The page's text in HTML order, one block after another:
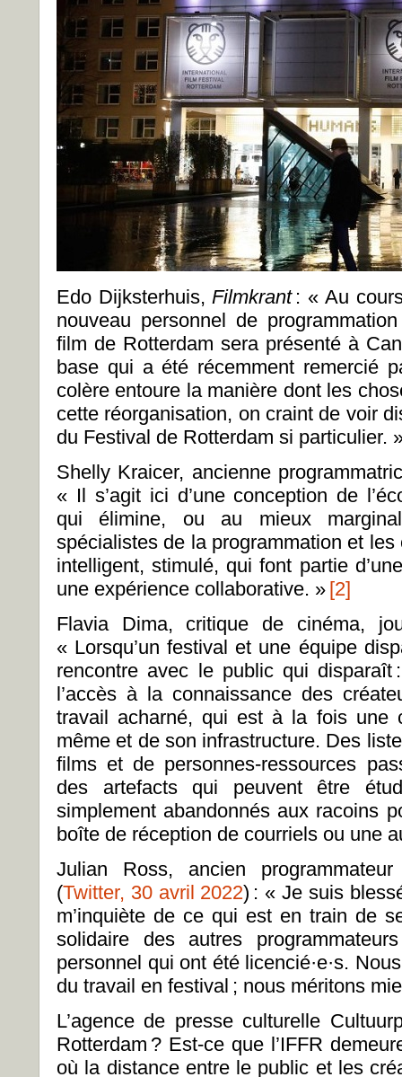
Edo Dijksterhuis,Filmkrant: « Au
nouveau personnel de
film de Rotterdam sera présenté à
base qui a été récemment remercié
colère entoure la manière dont les
cette réorganisation, on craint de voir
du Festival de Rotterdam si particulier.
Shelly Kraicer, ancienne
« Il s’agit ici d’une conception de
qui élimine, ou au mieux
spécialistes de la programmation et
intelligent, stimulé, qui font partie
une expérience collaborative. » [2]
Flavia Dima, critique de cinéma,
« Lorsqu’un festival et une équipe
rencontre avec le public qui
l’accès à la connaissance des
travail acharné, qui est à la fois une
même et de son infrastructure. Des
films et de personnes-ressources
des artefacts qui peuvent être
simplement abandonnés aux racoins
boîte de réception de courriels ou une
Julian Ross, ancien
(Twitter, 30 avril 2022) : « Je suis
m’inquiète de ce qui est en train de
solidaire des autres
personnel qui ont été licencié·e·s.
du travail en festival ; nous méritons
L’agence de presse culturelle
Rotterdam ? Est-ce que l’IFFR
où la distance entre le public et les